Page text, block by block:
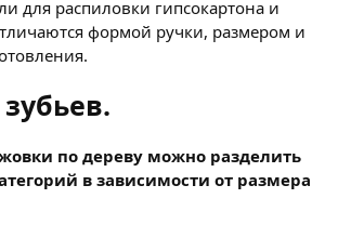
для распиловки гипсокартона и
формой ручки, размером и
по дереву можно разделить
в зависимости от размера